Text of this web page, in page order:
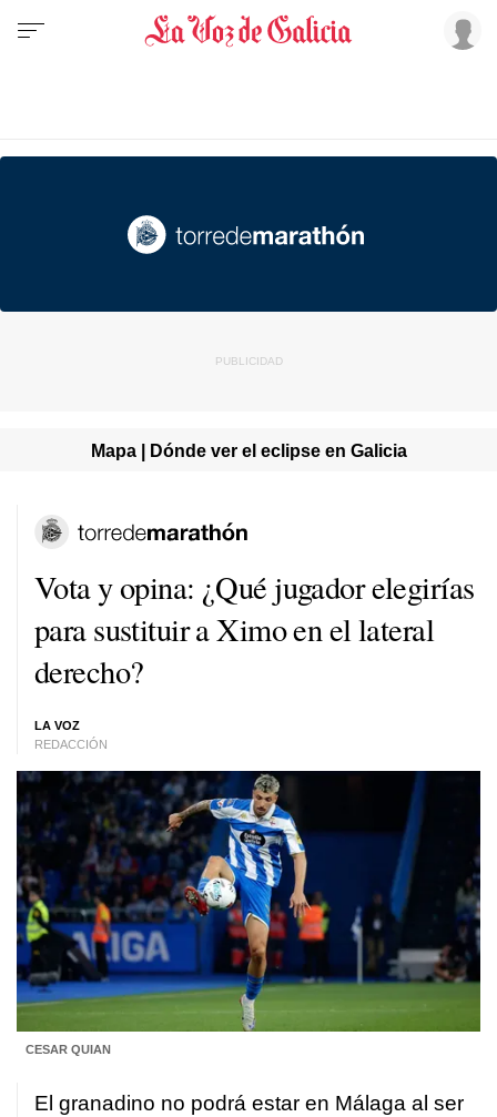
Mapa | Dónde ver el eclipse en Galicia
Vota y opina: ¿Qué jugador elegirías
para sustituir a Ximo en el lateral
derecho?
LA VOZ
REDACCIÓN
CESAR QUIAN
El granadino no podrá estar en Málaga al ser